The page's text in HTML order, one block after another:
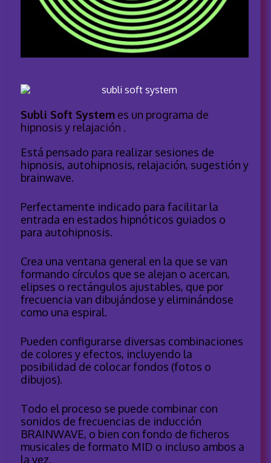
Subli Soft System es un programa de
hipnosis y relajación .
Está pensado para realizar sesiones de
hipnosis, autohipnosis, relajación, sugestión y
brainwave.
Perfectamente indicado para facilitar la
entrada en estados hipnóticos guiados o
para autohipnosis.
Crea una ventana general en la que se van
formando círculos que se alejan o acercan,
elipses o rectángulos ajustables, que por
frecuencia van dibujándose y eliminándose
como una espiral.
Pueden configurarse diversas combinaciones
de colores y efectos, incluyendo la
posibilidad de colocar fondos (fotos o
dibujos).
Todo el proceso se puede combinar con
sonidos de frecuencias de inducción
BRAINWAVE, o bien con fondo de ficheros
musicales de formato MID o incluso ambos a
la vez.